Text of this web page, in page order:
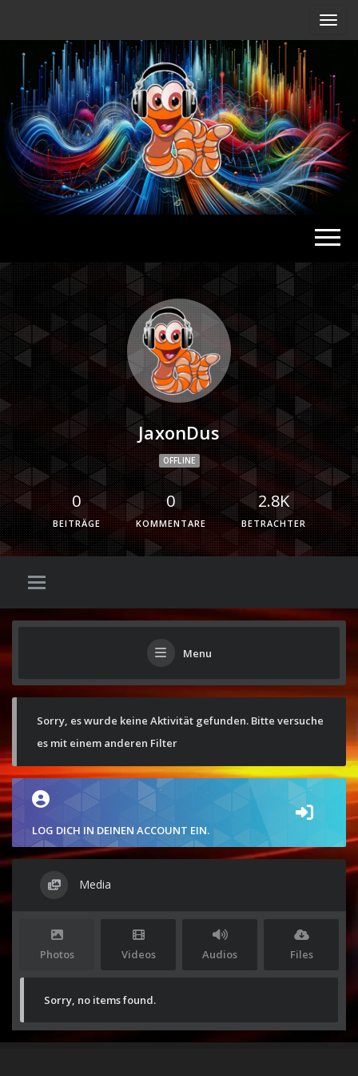
Radio
JaxonDus
OFFLINE
0
BEITRÄGE
0
KOMMENTARE
2.8K
BETRACHTER
Menu
Sorry, es wurde keine Aktivität gefunden. Bitte versuche
es mit einem anderen Filter
LOG DICH IN DEINEN ACCOUNT EIN.
Media
Photos Videos Audios Files
Sorry, no items found.